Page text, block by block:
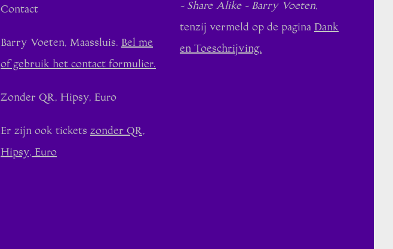
Contact
Barry Voeten, Maassluis. Bel me
of gebruik het contact formulier.
Zonder QR, Hipsy, Euro
Er zijn ook tickets zonder QR,
Hipsy, Euro
- Share Alike - Barry Voeten,
tenzij vermeld op de pagina Dank
en Toeschrijving.